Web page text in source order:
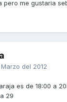
pero me gustaria
Marzo del 2012
es de 18:00 a
29